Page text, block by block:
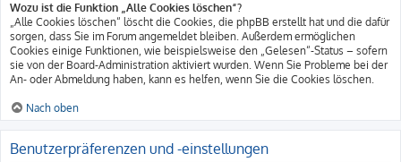
Wozu ist die Funktion „Alle Cookies löschen“?
„Alle Cookies löschen“ löscht die Cookies, die phpBB erstellt hat und die dafür
sorgen, dass Sie im Forum angemeldet bleiben. Außerdem ermöglichen
Cookies einige Funktionen, wie beispielsweise den „Gelesen“-Status – sofern
sie von der Board-Administration aktiviert wurden. Wenn Sie Probleme bei der
An- oder Abmeldung haben, kann es helfen, wenn Sie die Cookies löschen.
Nach oben
Benutzerpräferenzen und -einstellungen